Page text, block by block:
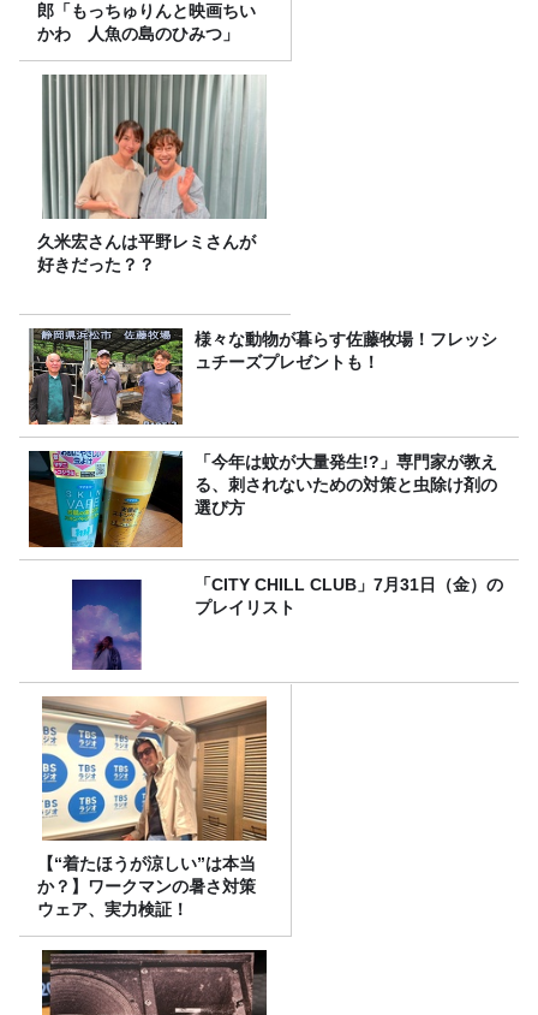
郎「もっちゅりんと映画ちい
かわ 人魚の島のひみつ」
久米宏さんは平野レミさんが
好きだった？？
様々な動物が暮らす佐藤牧場！フレッシ
ュチーズプレゼントも！
「今年は蚊が大量発生!?」専門家が教え
る、刺されないための対策と虫除け剤の
選び方
「CITY CHILL CLUB」7月31日（金）の
プレイリスト
【“着たほうが涼しい”は本当
か？】ワークマンの暑さ対策
ウェア、実力検証！